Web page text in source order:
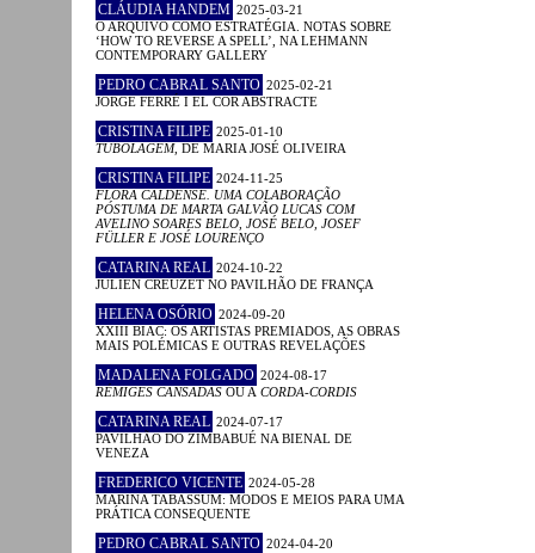
CLÁUDIA HANDEM 2025-03-21
O ARQUIVO COMO ESTRATÉGIA. NOTAS SOBRE
‘HOW TO REVERSE A SPELL’, NA LEHMANN
CONTEMPORARY GALLERY
PEDRO CABRAL SANTO 2025-02-21
JORGE FERRÉ I EL COR ABSTRACTE
CRISTINA FILIPE 2025-01-10
TUBOLAGEM, DE MARIA JOSÉ OLIVEIRA
CRISTINA FILIPE 2024-11-25
FLORA CALDENSE. UMA COLABORAÇÃO
PÓSTUMA DE MARTA GALVÃO LUCAS COM
AVELINO SOARES BELO, JOSÉ BELO, JOSEF
FÜLLER E JOSÉ LOURENÇO
CATARINA REAL 2024-10-22
JULIEN CREUZET NO PAVILHÃO DE FRANÇA
HELENA OSÓRIO 2024-09-20
XXIII BIAC: OS ARTISTAS PREMIADOS, AS OBRAS
MAIS POLÉMICAS E OUTRAS REVELAÇÕES
MADALENA FOLGADO 2024-08-17
RÉMIGES CANSADAS OU A CORDA-CORDIS
CATARINA REAL 2024-07-17
PAVILHÃO DO ZIMBABUÉ NA BIENAL DE
VENEZA
FREDERICO VICENTE 2024-05-28
MARINA TABASSUM: MODOS E MEIOS PARA UMA
PRÁTICA CONSEQUENTE
PEDRO CABRAL SANTO 2024-04-20